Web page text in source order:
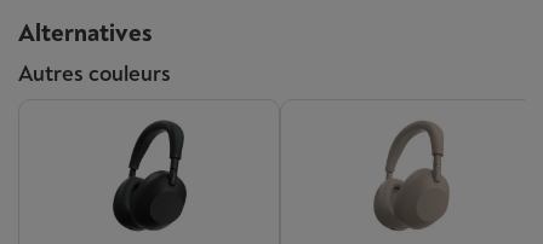
Alternatives
Autres couleurs